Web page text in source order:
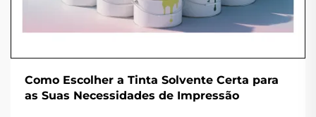
Como Escolher a Tinta Solvente Certa para
as Suas Necessidades de Impressão